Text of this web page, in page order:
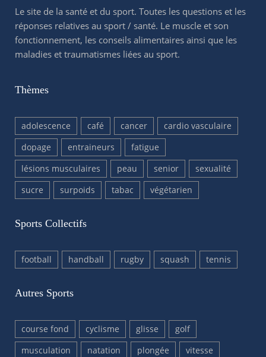
Le site de la santé et du sport. Toutes les questions et les
réponses relatives au sport / santé. Le muscle et son
fonctionnement, les conseils alimentaires ainsi que les
maladies et traumatismes liées au sport.
Thèmes
adolescence café cancer
cardio vasculaire
dopage
entraineurs
fatigue
lésions musculaires
peau senior
sexualité
sucre
surpoids tabac végétarien
Sports Collectifs
football handball rugby squash tennis
Autres Sports
course fond cyclisme glisse
golf
musculation
natation plongée vitesse